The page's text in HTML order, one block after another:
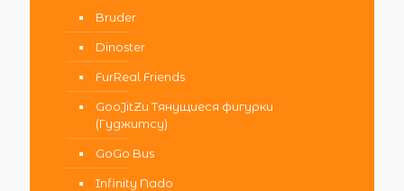
Bruder
Dinoster
FurReal Friends
GooJitZu Тянущиеся фигурки
(Гуджитсу)
GoGo Bus
Infinity Nado